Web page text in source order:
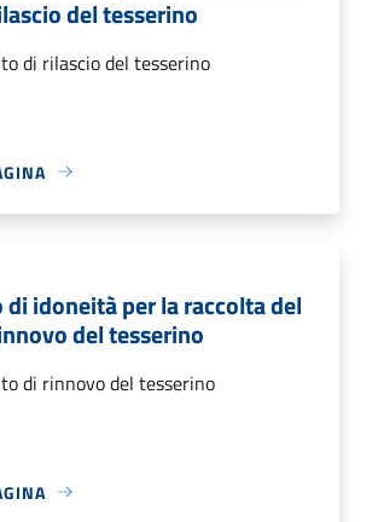
del tesserino
di rilascio del tesserino
di idoneità per la raccolta del
del tesserino
di rinnovo del tesserino